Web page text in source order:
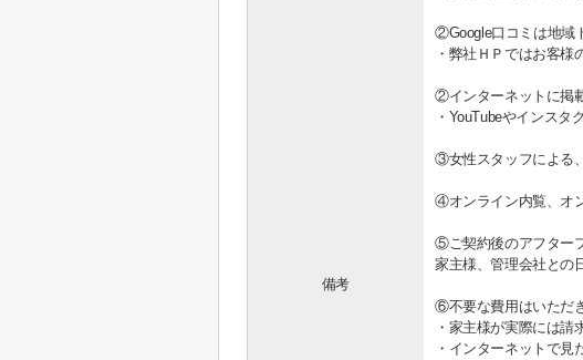
備考
②Google口コミは地域
・弊社ＨＰではお客様
②インターネットに掲
・YouTubeやインスタ
③女性スタッフによる
④オンライン内覧、オ
⑤ご契約後のアフター
家主様、管理会社との
⑥不要な費用はいただ
・家主様が実際には請
・インターネットで見